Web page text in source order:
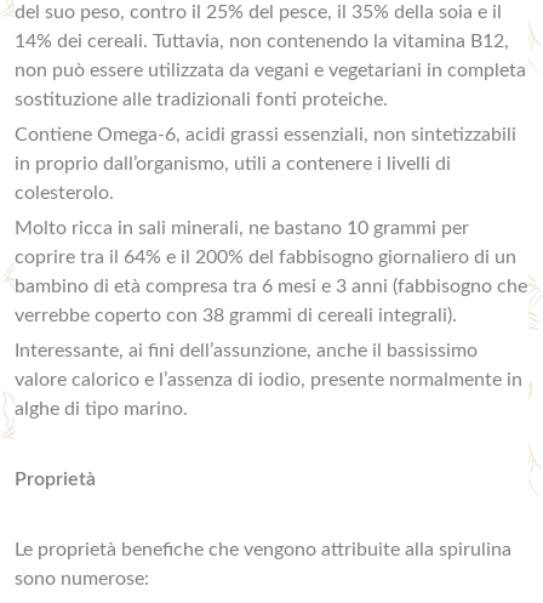
del suo peso, contro il 25% del pesce, il 35% della soia e il
14% dei cereali. Tuttavia, non contenendo la vitamina B12,
non può essere utilizzata da vegani e vegetariani in completa
sostituzione alle tradizionali fonti proteiche.
Contiene Omega-6, acidi grassi essenziali, non sintetizzabili
in proprio dall’organismo, utili a contenere i livelli di
colesterolo.
Molto ricca in sali minerali, ne bastano 10 grammi per
coprire tra il 64% e il 200% del fabbisogno giornaliero di un
bambino di età compresa tra 6 mesi e 3 anni (fabbisogno che
verrebbe coperto con 38 grammi di cereali integrali).
Interessante, ai fini dell’assunzione, anche il bassissimo
valore calorico e l’assenza di iodio, presente normalmente in
alghe di tipo marino.
Proprietà
Le proprietà benefiche che vengono attribuite alla spirulina
sono numerose: